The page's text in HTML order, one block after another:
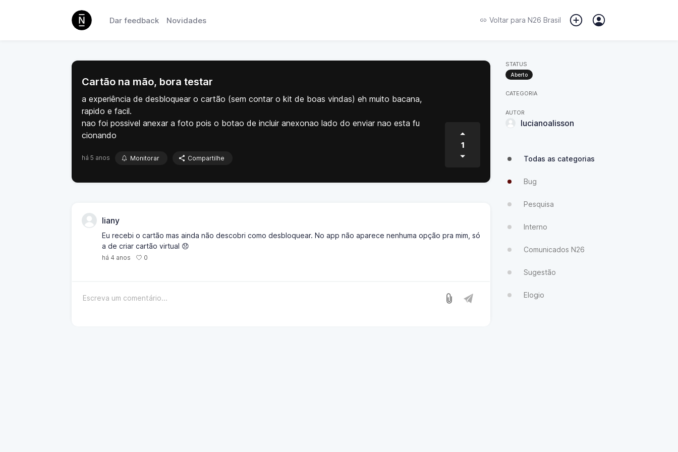
Dar feedback Novidades Voltar para N26 Brasil
Cartão na mão, bora testar
a experiência de desbloquear o cartão (sem contar o kit de boas vindas) eh muito bacana,
rapido e facil.
nao foi possivel anexar a foto pois o botao de incluir anexonao lado do enviar nao esta fu
cionando
há 5 anos Monitorar Compartilhe
1
liany
Eu recebi o cartão mas ainda não descobri como desbloquear. No app não aparece nenhuma opção pra mim, só
a de criar cartão virtual 😞
há 4 anos 0
STATUS
Aberto
CATEGORIA
AUTOR
lucianoalisson
Todas as categorias
Bug
Pesquisa
Interno
Comunicados N26
Sugestão
Elogio